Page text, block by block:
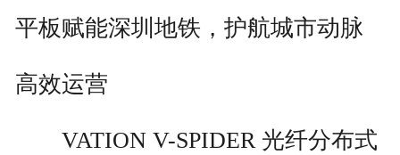
平板赋能深圳地铁，护航城市动脉
高效运营
VATION V-SPIDER 光纤分布式